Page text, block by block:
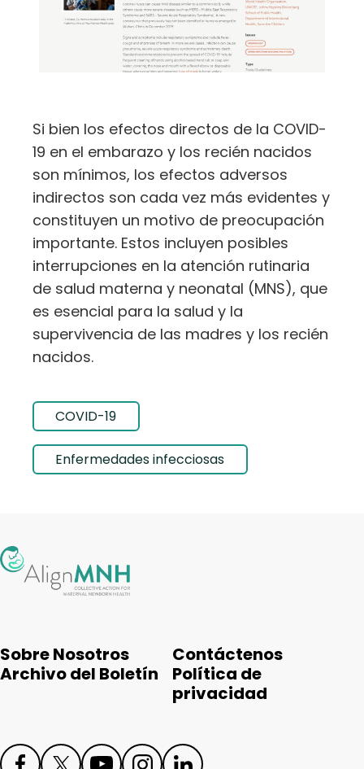
Si bien los efectos directos de la COVID-
19 en el embarazo y los recién nacidos
son mínimos, los efectos adversos
indirectos son cada vez más evidentes y
constituyen un motivo de preocupación
importante. Estos incluyen posibles
interrupciones en la atención rutinaria
de salud materna y neonatal (MNS), que
es esencial para la salud y la
supervivencia de las madres y los recién
nacidos.
COVID-19
Enfermedades infecciosas
Sobre Nosotros
Contáctenos
Archivo del Boletín
Política de
privacidad